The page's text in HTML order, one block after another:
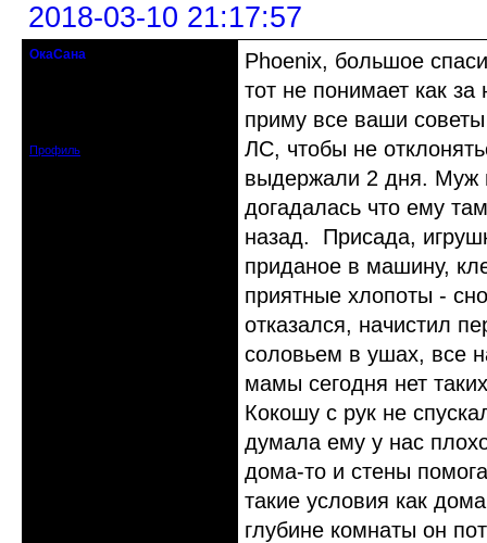
2018-03-10 21:17:57
ОкаСана
Профиль
Phoenix, большое
тот не понимает как
приму все ваши
ЛС, чтобы не
выдержали 2 дня. Муж
догадалась что ему
назад. Присада,
приданое в машину,
приятные хлопоты -
отказался, начистил
соловьем в ушах, все
мамы сегодня нет
Кокошу с рук не
думала ему у нас
дома-то и стены
такие условия как
глубине комнаты он